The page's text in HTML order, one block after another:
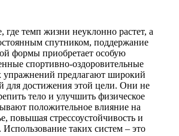
темп жизни неуклонно растет, а
спутником, поддержание
формы приобретает особую
спортивно-оздоровительные
упражнений предлагают широкий
для достижения этой цели. Они не
тело и улучшить физическое
положительное влияние на
повышая стрессоустойчивость и
таких систем – это